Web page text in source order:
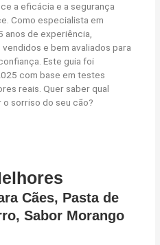
a eficácia e a segurança
Como especialista em
anos de experiência,
e bem avaliados para
Este guia foi
com base em testes
reais. Quer saber qual
sorriso do seu cão?
Cães, Pasta de
Sabor Morango